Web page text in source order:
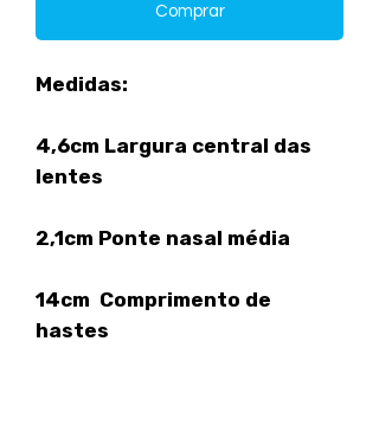
Comprar
Medidas:
4,6cm Largura central das
lentes
2,1cm Ponte nasal média
14cm Comprimento de
hastes